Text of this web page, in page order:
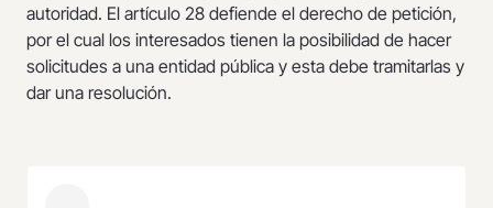
autoridad. El artículo 28 defiende el derecho de petición,
por el cual los interesados tienen la posibilidad de hacer
solicitudes a una entidad pública y esta debe tramitarlas y
dar una resolución.